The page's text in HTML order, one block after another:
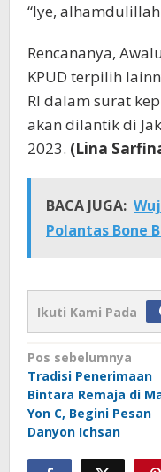
“Iye,
Rencananya,
KPUD terpilih
RI dalam surat
akan dilantik di
2023. (Lina
BACA JUGA:
Polantas Bone
Ikuti Kami Pada
Navigasi
pos
Pos sebelumnya
Tradisi Penerimaan
Bintara Remaja di
Yon C, Begini Pesan
Danyon Ichsan